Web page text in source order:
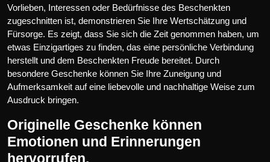
Vorlieben, Interessen oder Bedürfnisse des Beschenkten
zugeschnitten ist, demonstrieren Sie Ihre Wertschätzung und
Fürsorge. Es zeigt, dass Sie sich die Zeit genommen haben, um
etwas Einzigartiges zu finden, das eine persönliche Verbindung
herstellt und dem Beschenkten Freude bereitet. Durch
besondere Geschenke können Sie Ihre Zuneigung und
Aufmerksamkeit auf eine liebevolle und nachhaltige Weise zum
Ausdruck bringen.
Originelle Geschenke können
Emotionen und Erinnerungen
hervorrufen.